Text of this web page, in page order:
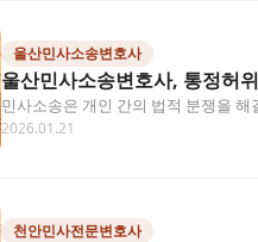
울산민사소송변호사
울산민사소송변호사, 통정허
민사소송은 개인 간의 법적 분쟁을
사소송을 준비 중이라면,…
2026.01.21
천안민사전문변호사